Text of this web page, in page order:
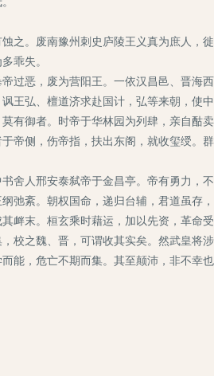
。废南豫州刺史庐陵王义真为庶人，
乖失。
恶，废为营阳王。一依汉昌邑、晋海
弘、檀道济求赴国计，弘等来朝，使
有御者。时帝于华林园为列肆，亲自
帝侧，伤帝指，扶出东阁，就收玺绶。
人邢安泰弑帝于金昌亭。帝有勇力，
紊。朝权国命，递归台辅，君道虽存
衅末。桓玄乘时藉运，加以先资，革命
校之魏、晋，可谓收其实矣。然武皇将
能，危亡不期而集。其至颠沛，非不幸